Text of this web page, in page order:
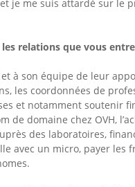
je me suis attardé sur le
relations que vous
et à son équipe de leur
les coordonnées de
et notamment soutenir
de domaine chez OVH,
des laboratoires,
avec un micro, payer les